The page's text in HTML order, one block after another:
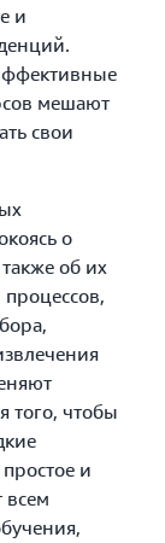
и
мешают
свои
о
об их
того, чтобы
и
всем